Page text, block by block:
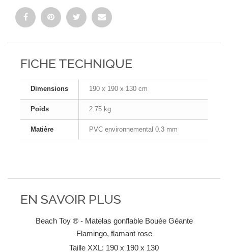
FICHE TECHNIQUE
Dimensions 190 x 190 x 130 cm
Poids 2.75 kg
Matière PVC environnemental 0.3 mm
EN SAVOIR PLUS
Beach Toy ® - Matelas gonflable Bouée Géante
Flamingo, flamant rose
Taille XXL: 190 x 190 x 130